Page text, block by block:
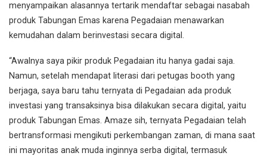
menyampaikan alasannya tertarik mendaftar sebagai nasabah
produk Tabungan Emas karena Pegadaian menawarkan
kemudahan dalam berinvestasi secara digital.
“Awalnya saya pikir produk Pegadaian itu hanya gadai saja.
Namun, setelah mendapat literasi dari petugas booth yang
berjaga, saya baru tahu ternyata di Pegadaian ada produk
investasi yang transaksinya bisa dilakukan secara digital, yaitu
produk Tabungan Emas. Amaze sih, ternyata Pegadaian telah
bertransformasi mengikuti perkembangan zaman, di mana saat
ini mayoritas anak muda inginnya serba digital, termasuk